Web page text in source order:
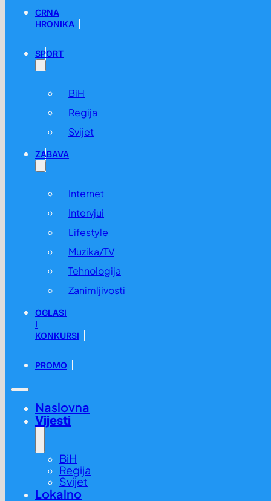
CRNA
HRONIKA
SPORT
BiH
Regija
Svijet
ZABAVA
Internet
Intervjui
Lifestyle
Muzika/TV
Tehnologija
Zanimljivosti
OGLASI
I
KONKURSI
PROMO
Naslovna
Vijesti
BiH
Regija
Svijet
Lokalno